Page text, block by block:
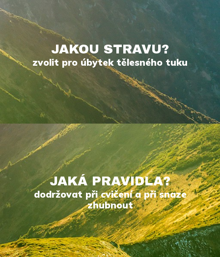
JAKOU STRAVU?
zvolit pro úbytek tělesného tuku
JAKÁ PRAVIDLA?
dodržovat při cvičení a při snaze
zhubnout